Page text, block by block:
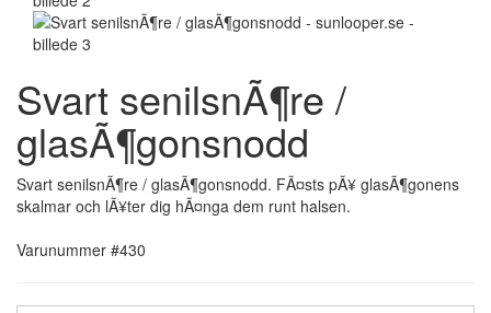
Svart senilsnÃ¶re /
glasÃ¶gonsnodd
Svart senilsnÃ¶re / glasÃ¶gonsnodd. FÃ¤sts pÃ¥ glasÃ¶gonens
skalmar och lÃ¥ter dig hÃ¤nga dem runt halsen.
Varunummer #430